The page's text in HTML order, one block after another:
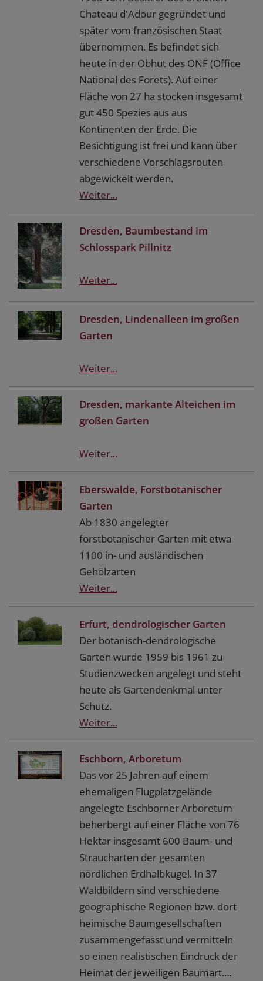
Chateau d'Adour gegründet und
später vom französischen Staat
übernommen. Es befindet sich
heute in der Obhut des ONF (Office
National des Forets). Auf einer
Fläche von 27 ha stocken insgesamt
gut 450 Spezies aus aus
Kontinenten der Erde. Die
Besichtigung ist frei und kann über
verschiedene Vorschlagsrouten
abgewickelt werden.
Weiter...
Dresden, Baumbestand im
Schlosspark Pillnitz
Weiter...
Dresden, Lindenalleen im großen
Garten
Weiter...
Dresden, markante Alteichen im
großen Garten
Weiter...
Eberswalde, Forstbotanischer
Garten
Ab 1830 angelegter
forstbotanischer Garten mit etwa
1100 in- und ausländischen
Gehölzarten
Weiter...
Erfurt, dendrologischer Garten
Der botanisch-dendrologische
Garten wurde 1959 bis 1961 zu
Studienzwecken angelegt und steht
heute als Gartendenkmal unter
Schutz.
Weiter...
Eschborn, Arboretum
Das vor 25 Jahren auf einem
ehemaligen Flugplatzgelände
angelegte Eschborner Arboretum
beherbergt auf einer Fläche von 76
Hektar insgesamt 600 Baum- und
Straucharten der gesamten
nördlichen Erdhalbkugel. In 37
Waldbildern sind verschiedene
geographische Regionen bzw. dort
heimische Baumgesellschaften
zusammengefasst und vermitteln
so einen realistischen Eindruck der
Heimat der jeweiligen Baumart.…